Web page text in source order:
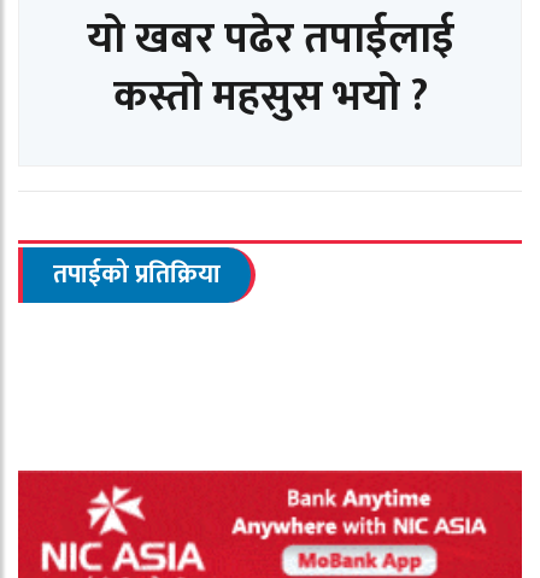
यो खबर पढेर तपाईलाई
कस्तो महसुस भयो ?
तपाईको प्रतिक्रिया